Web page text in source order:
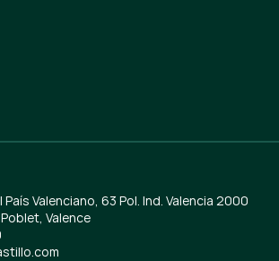
País Valenciano, 63 Pol. Ind. Valencia 2000
Valence